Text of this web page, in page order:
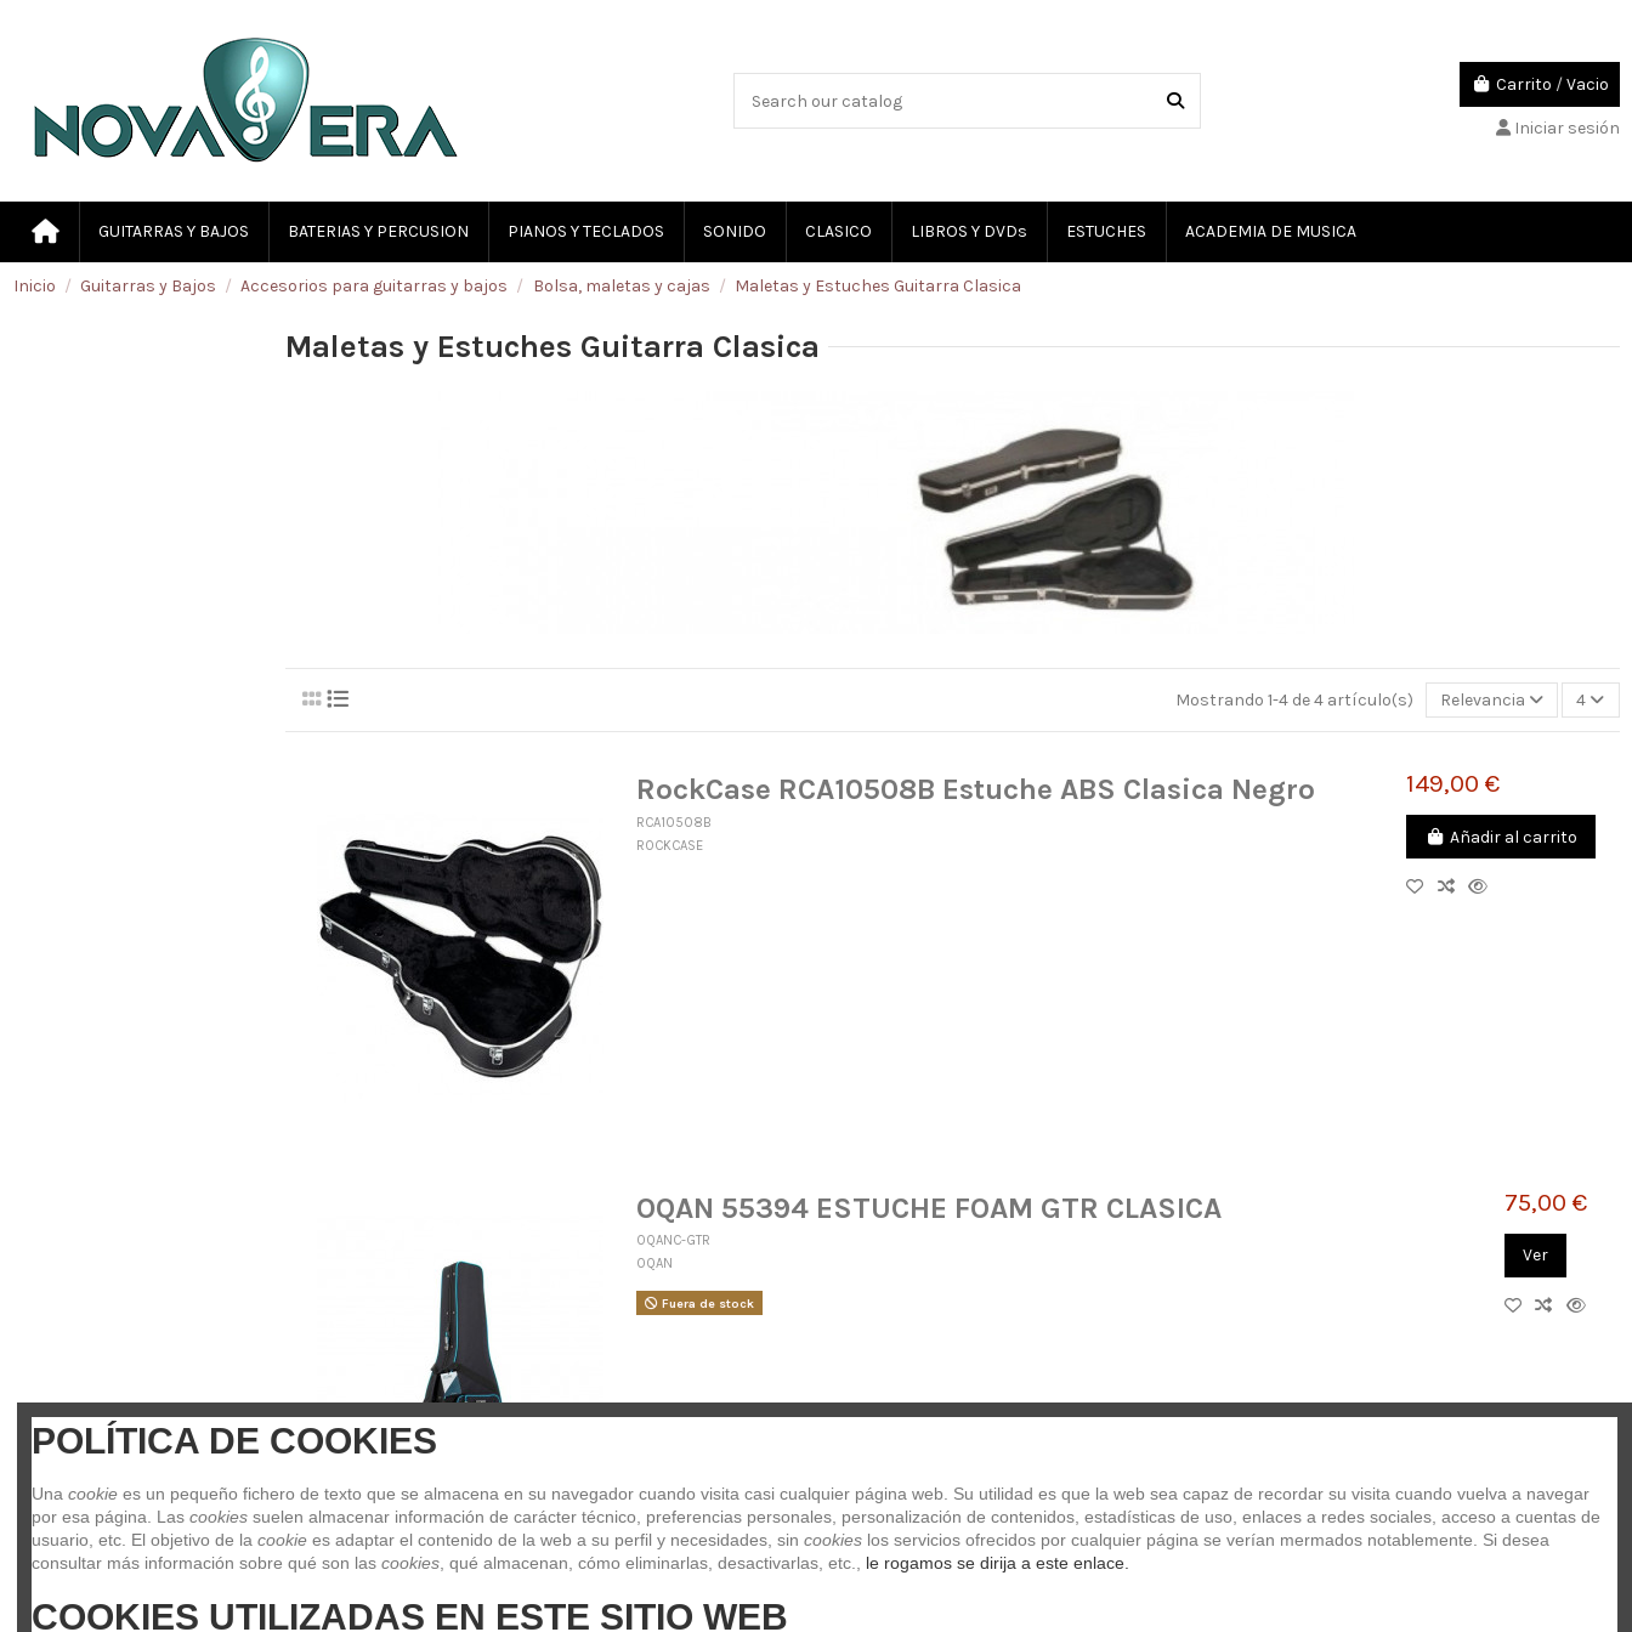
Carrito /Vacio
Iniciar sesión
GUITARRAS Y BAJOS BATERIAS Y PERCUSION PIANOS Y TECLADOS SONIDO CLASICO LIBROS Y DVDs ESTUCHES ACADEMIA DE MUSICA
Inicio Guitarras y Bajos Accesorios para guitarras y bajos Bolsa, maletas y cajas Maletas y Estuches Guitarra Clasica
Maletas y Estuches Guitarra Clasica
Mostrando 1-4 de 4 artículo(s) Relevancia 4
RockCase RCA10508B Estuche ABS Clasica Negro
RCA10508B
ROCKCASE
149,00 €
Añadir al carrito
OQAN 55394 ESTUCHE FOAM GTR CLASICA
OQANC-GTR
OQAN
Fuera de stock
75,00 €
Ver
POLÍTICA DE COOKIES
Una cookie es un pequeño fichero de texto que se almacena en su navegador cuando visita casi cualquier página web. Su utilidad es que la web sea capaz de recordar su visita cuando vuelva a navegar
por esa página. Las cookies suelen almacenar información de carácter técnico, preferencias personales, personalización de contenidos, estadísticas de uso, enlaces a redes sociales, acceso a cuentas de
usuario, etc. El objetivo de la cookie es adaptar el contenido de la web a su perfil y necesidades, sin cookies los servicios ofrecidos por cualquier página se verían mermados notablemente. Si desea
consultar más información sobre qué son las cookies , qué almacenan, cómo eliminarlas, desactivarlas, etc., le rogamos se dirija a este enlace.
COOKIES UTILIZADAS EN ESTE SITIO WEB